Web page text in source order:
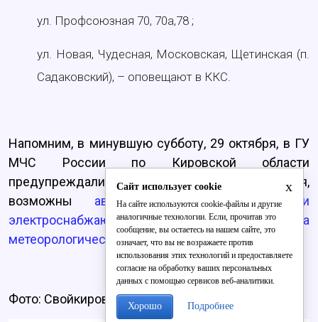
ул. Профсоюзная 70, 70а,78 ;
ул. Новая, Чудесная, Московская, Щетинская (п.
Садаковский), – оповещают в ККС.
Напомним, в минувшую субботу, 29 октября, в ГУ
МЧС России по Кировской области
предупреждали, что в воскресенье, 30 октября,
возможны аварии на коммунальных и
электроснабжающих системах, в частности из-за
метеорологических условий.
Фото: Свойкировский.рф
x
Сайт использует cookie
На сайте используются cookie-файлы и другие
аналогичные технологии. Если, прочитав это
сообщение, вы остаетесь на нашем сайте, это
означает, что вы не возражаете против
использования этих технологий и предоставляете
согласие на обработку ваших персональных
данных с помощью сервисов веб-аналитики.
Хорошо Подробнее